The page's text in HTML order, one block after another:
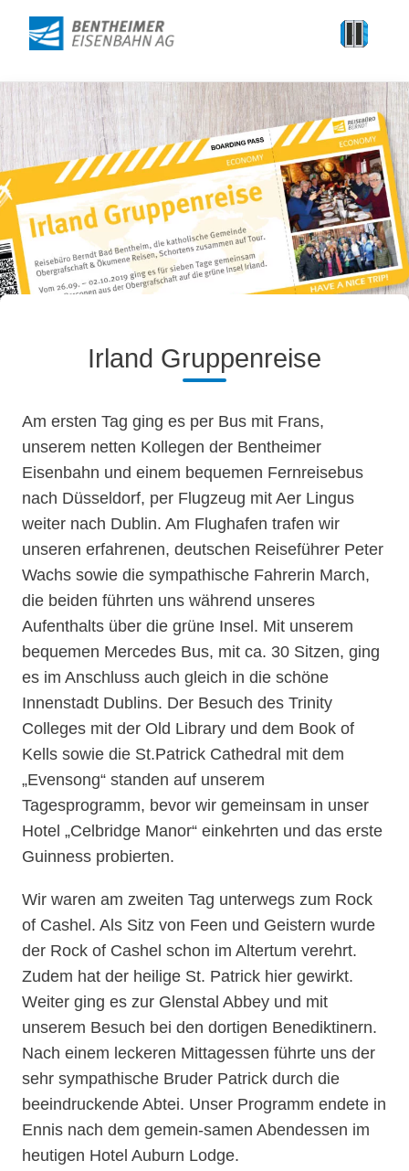
Irland Gruppenreise
Am ersten Tag ging es per Bus mit Frans,
unserem netten Kollegen der Bentheimer
Eisenbahn und einem bequemen Fernreisebus
nach Düsseldorf, per Flugzeug mit Aer Lingus
weiter nach Dublin. Am Flughafen trafen wir
unseren erfahrenen, deutschen Reiseführer Peter
Wachs sowie die sympathische Fahrerin March,
die beiden führten uns während unseres
Aufenthalts über die grüne Insel. Mit unserem
bequemen Mercedes Bus, mit ca. 30 Sitzen, ging
es im Anschluss auch gleich in die schöne
Innenstadt Dublins. Der Besuch des Trinity
Colleges mit der Old Library und dem Book of
Kells sowie die St.Patrick Cathedral mit dem
„Evensong“ standen auf unserem
Tagesprogramm, bevor wir gemeinsam in unser
Hotel „Celbridge Manor“ einkehrten und das erste
Guinness probierten.
Wir waren am zweiten Tag unterwegs zum Rock
of Cashel. Als Sitz von Feen und Geistern wurde
der Rock of Cashel schon im Altertum verehrt.
Zudem hat der heilige St. Patrick hier gewirkt.
Weiter ging es zur Glenstal Abbey und mit
unserem Besuch bei den dortigen Benediktinern.
Nach einem leckeren Mittagessen führte uns der
sehr sympathische Bruder Patrick durch die
beeindruckende Abtei. Unser Programm endete in
Ennis nach dem gemein-samen Abendessen im
heutigen Hotel Auburn Lodge.